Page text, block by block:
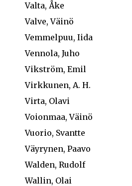
Valta, Åke
Valve, Väinö
Vemmelpuu, Iida
Vennola, Juho
Vikström, Emil
Virkkunen, A. H.
Virta, Olavi
Voionmaa, Väinö
Vuorio, Svantte
Väyrynen, Paavo
Walden, Rudolf
Wallin, Olai